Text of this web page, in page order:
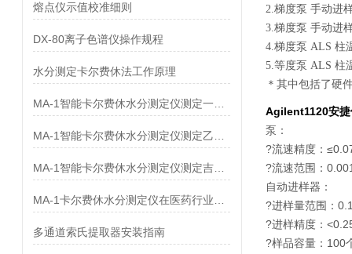
熔点仪示值校准细则
DX-80离子色谱仪操作规程
水分测定卡尔费休法工作原理
多通道索氏提取器安装指南
2.梯度泵 手动进
3.梯度泵 手动进
4.梯度泵 ALS 柱
5.等度泵 ALS 柱
＊其中包括了硬
Agilent1120安捷
泵：
?流速精度：
?流速范围：
自动进样器：
?进样量范围：
?进样精度：
?样品容量：100